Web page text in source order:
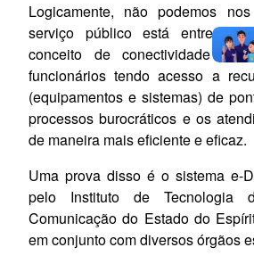
Logicamente, não podemos
serviço público está entre os
conceito de conectividade
funcionários tendo acesso a
(equipamentos e sistemas) de
processos burocráticos e os
de maneira mais eficiente e eficaz.
Uma prova disso é o sistema e-
pelo Instituto de Tecnologia
Comunicação do Estado do
em conjunto com diversos órgãos